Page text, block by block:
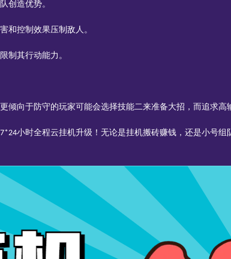
创造优势。
和控制效果压制敌人。
制其行动能力。
向于防守的玩家可能会选择技能二来准备大招，而追求高
7*24小时全程云挂机升级！无论是挂机搬砖赚钱，还是小号